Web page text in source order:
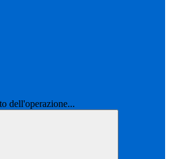
dell'operazione...